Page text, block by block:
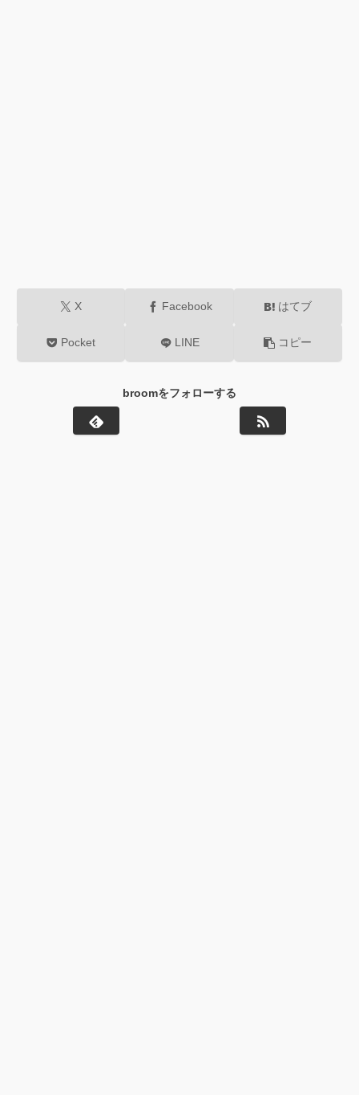
X Facebook はてブ
Pocket LINE コピー
broomをフォローする